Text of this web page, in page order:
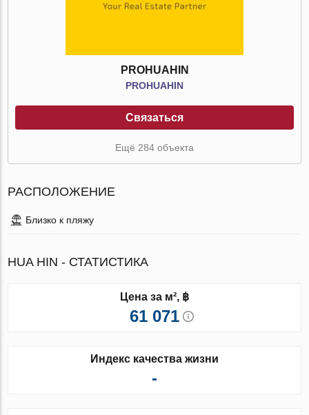
PROHUAHIN
PROHUAHIN
Связаться
Ещё 284 объекта
РАСПОЛОЖЕНИЕ
Близко к пляжу
HUA HIN - СТАТИСТИКА
Цена за м², ฿
61 071
Индекс качества жизни
-